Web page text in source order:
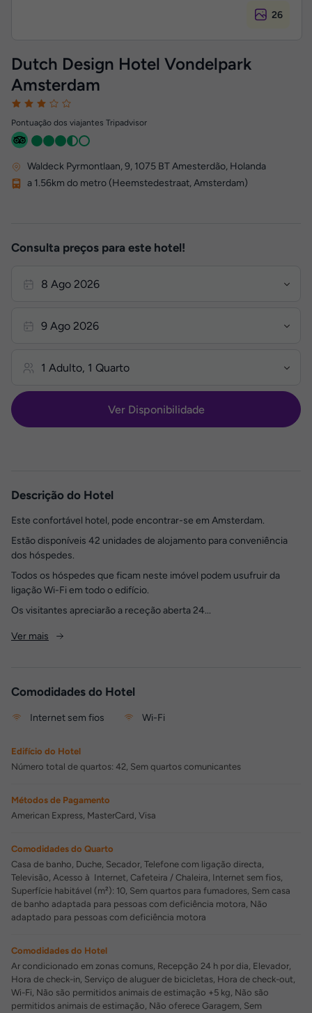
26
Dutch Design Hotel Vondelpark
Amsterdam
Pontuação dos viajantes Tripadvisor
Waldeck Pyrmontlaan, 9, 1075 BTAmesterdão, Holanda
a 1.56km do metro (Heemstedestraat, Amsterdam)
Consulta preços para este hotel!
Ver Disponibilidade
Descrição do Hotel
Este confortável hotel, pode encontrar-se em Amsterdam.
Estão disponíveis 42 unidades de alojamento para conveniência
dos hóspedes.
Todos os hóspedes que ficam neste imóvel podem usufruir da
ligação Wi-Fi em todo o edifício.
Os visitantes apreciarão a receção aberta 24...
Ver mais
Comodidades do Hotel
Internet sem fios Wi-Fi
Edifício do Hotel
Número total de quartos: 42, Sem quartos comunicantes
Métodos de Pagamento
American Express, MasterCard, Visa
Comodidades do Quarto
Casa de banho, Duche, Secador, Telefone com ligação directa,
Televisão, Acesso à Internet, Cafeteira / Chaleira, Internet sem fios,
Superfície habitável (m²): 10, Sem quartos para fumadores, Sem casa
de banho adaptada para pessoas com deficiência motora, Não
adaptado para pessoas com deficiência motora
Comodidades do Hotel
Ar condicionado em zonas comuns, Recepção 24 h por dia, Elevador,
Hora de check-in, Serviço de aluguer de bicicletas, Hora de check-out,
Wi-Fi, Não são permitidos animais de estimação +5 kg, Não são
permitidos animais de estimação, Não oferece Garagem, Sem